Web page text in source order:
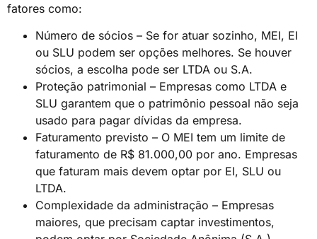
fatores como:
Número de sócios – Se for atuar sozinho, MEI, EI
ou SLU podem ser opções melhores. Se houver
sócios, a escolha pode ser LTDA ou S.A.
Proteção patrimonial – Empresas como LTDA e
SLU garantem que o patrimônio pessoal não seja
usado para pagar dívidas da empresa.
Faturamento previsto – O MEI tem um limite de
faturamento de R$ 81.000,00 por ano. Empresas
que faturam mais devem optar por EI, SLU ou
LTDA.
Complexidade da administração – Empresas
maiores, que precisam captar investimentos,